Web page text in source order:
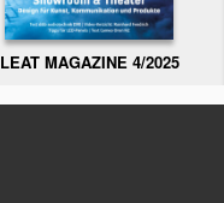
LEAT MAGAZINE 4/2025